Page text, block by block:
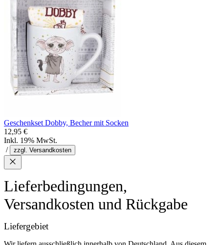
Geschenkset Dobby, Becher mit Socken
12,95 €
Inkl. 19% MwSt.
/
zzgl. Versandkosten
Lieferbedingungen,
Versandkosten und Rückgabe
Liefergebiet